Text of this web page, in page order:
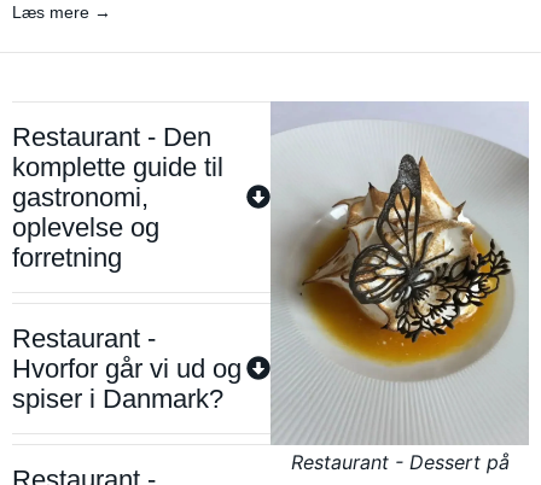
Læs mere →
Restaurant - Den
komplette guide til
gastronomi,
oplevelse og
forretning
Restaurant -
Hvorfor går vi ud og
spiser i Danmark?
Restaurant - Dessert på